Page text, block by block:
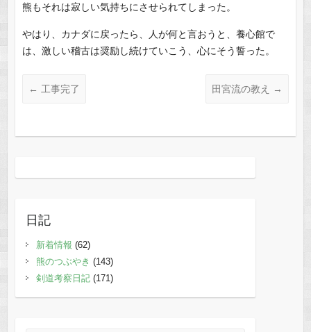
熊もそれは寂しい気持ちにさせられてしまった。
やはり、カナダに戻ったら、人が何と言おうと、養心館で
は、激しい稽古は奨励し続けていこう、心にそう誓った。
← 工事完了 田宮流の教え →
日記
新着情報 (62)
熊のつぶやき (143)
剣道考察日記(171)